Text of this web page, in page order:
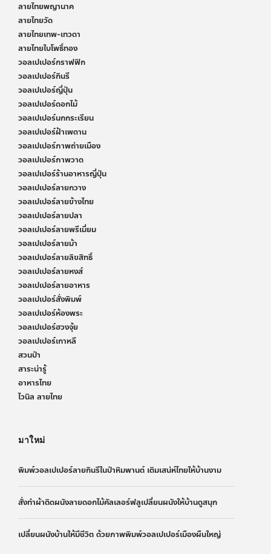
ลายไทยพญานาค
ลายไทยวัด
ลายไทยเทพ-เทวดา
ลายไทยใบโพธิ์ทอง
วอลเปเปอร์กราฟฟิก
วอลเปเปอร์กินรี
วอลเปเปอร์ญี่ปุ่น
วอลเปเปอร์ดอกไม้
วอลเปเปอร์นกกระเรียน
วอลเปเปอร์ฝ้าเพดาน
วอลเปเปอร์ภาพถ่ายเมือง
วอลเปเปอร์ภาพวาด
วอลเปเปอร์ร้านอาหารญี่ปุ่น
วอลเปเปอร์ลายกวาง
วอลเปเปอร์ลายข้างไทย
วอลเปเปอร์ลายปลา
วอลเปเปอร์ลายพรีเมี่ยม
วอลเปเปอร์ลายม้า
วอลเปเปอร์ลายลิขสิทธิ์
วอลเปเปอร์ลายหงส์
วอลเปเปอร์ลายอาหาร
วอลเปเปอร์สั่งพิมพ์
วอลเปเปอร์ห้องพระ
วอลเปเปอร์ฮวงจุ้ย
วอลเปเปอร์เกาหลี
สวนป่า
สาระน่ารู้
อาหารไทย
ไวนิล ลายไทย
มาใหม่
พิมพ์วอลเปเปอร์ลายกินรีในป่าหิมพานต์ เติมเสน่ห์ไทยให้บ้านงาม
สั่งทำผ้าติดผนังลายดอกไม้คัลเลอร์ฟลูเปลี่ยนผนังให้บ้านดูสนุก
เปลี่ยนผนังบ้านให้มีชีวิต ด้วยภาพพิมพ์วอลเปเปอร์เมืองผืนใหญ่